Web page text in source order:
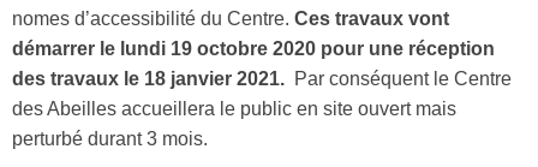
nomes d’accessibilité du Centre. Ces travaux vont
démarrer le lundi 19 octobre 2020 pour une réception
des travaux le 18 janvier 2021. Par conséquent le Centre
des Abeilles accueillera le public en site ouvert mais
perturbé durant 3 mois.